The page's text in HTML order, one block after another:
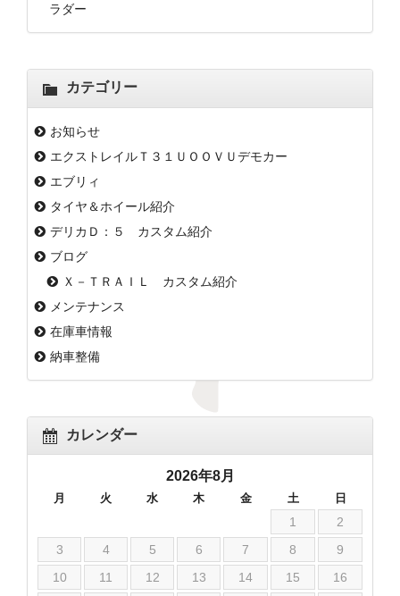
ラダー
カテゴリー
お知らせ
エクストレイルＴ３１ＵＯＯＶＵデモカー
エブリィ
タイヤ＆ホイール紹介
デリカＤ：５ カスタム紹介
ブログ
Ｘ－ＴＲＡＩＬ カスタム紹介
メンテナンス
在庫車情報
納車整備
カレンダー
2026年8月
月 火 水 木 金 土 日
1
2
3
4 5 6 7 8
9
10
11 12 13 14 15
16